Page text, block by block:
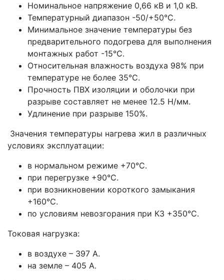
Номинальное напряжение 0,66 кВ и 1,0 кВ.
Температурный диапазон -50/+50°С.
Минимальное значение температуры без
предварительного подогрева для выполнения
монтажных работ -15°С.
Относительная влажность воздуха 98% при
температуре не более 35°С.
Прочность ПВХ изоляции и оболочки при
разрыве составляет не менее 12.5 Н/мм.
Удлинение при разрыве 150%.
Значения температуры нагрева жил в различных
условиях эксплуатации:
в нормальном режиме +70°С.
при перегрузке +90°С.
при возникновении короткого замыкания
+160°С.
по условиям невозгорания при КЗ +350°С.
Токовая нагрузка:
в воздухе – 397 А.
на земле – 405 А.